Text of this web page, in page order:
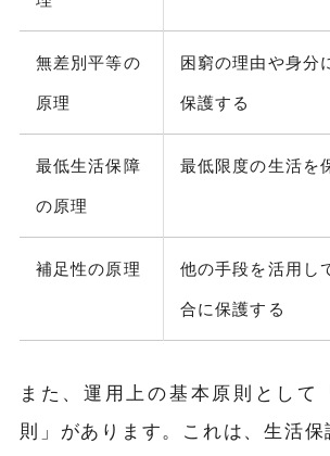
無差別平等の
原理
困窮の理由や身分
保護する
最低生活保障
の原理
最低限度の生活を
補足性の原理 他の手段を活用し
合に保護する
また、運用上の基本原則として
則」があります。これは、生活